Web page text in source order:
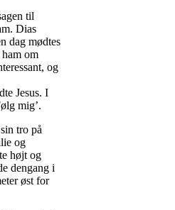
til
Dias
dag mødtes
om
og
Jesus. I
mig’.
tro på
og
højt og
dengang i
øst for